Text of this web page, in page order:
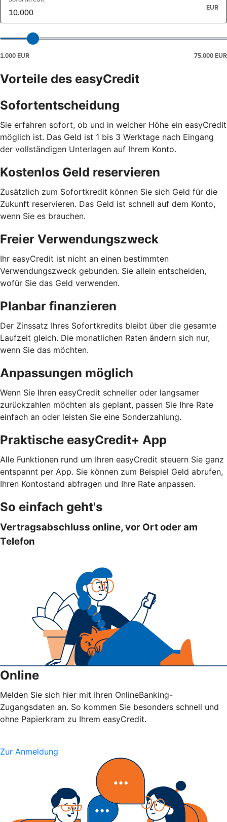
Vorteile des easyCredit
Sofortentscheidung
Sie erfahren sofort, ob und in welcher Höhe ein easyCredit
möglich ist. Das Geld ist 1 bis 3 Werktage nach Eingang
der vollständigen Unterlagen auf Ihrem Konto.
Kostenlos Geld reservieren
Zusätzlich zum Sofortkredit können Sie sich Geld für die
Zukunft reservieren. Das Geld ist schnell auf dem Konto,
wenn Sie es brauchen.
Freier Verwendungszweck
Ihr easyCredit ist nicht an einen bestimmten
Verwendungszweck gebunden. Sie allein entscheiden,
wofür Sie das Geld verwenden.
Planbar finanzieren
Der Zinssatz Ihres Sofortkredits bleibt über die gesamte
Laufzeit gleich. Die monatlichen Raten ändern sich nur,
wenn Sie das möchten.
Anpassungen möglich
Wenn Sie Ihren easyCredit schneller oder langsamer
zurückzahlen möchten als geplant, passen Sie Ihre Rate
einfach an oder leisten Sie eine Sonderzahlung.
Praktische easyCredit+ App
Alle Funktionen rund um Ihren easyCredit steuern Sie ganz
entspannt per App. Sie können zum Beispiel Geld abrufen,
Ihren Kontostand abfragen und Ihre Rate anpassen.
So einfach geht's
Vertragsabschluss online, vor Ort oder am
Telefon
Online
Melden Sie sich hier mit Ihren OnlineBanking-
Zugangsdaten an. So kommen Sie besonders schnell und
ohne Papierkram zu Ihrem easyCredit.
Zur Anmeldung